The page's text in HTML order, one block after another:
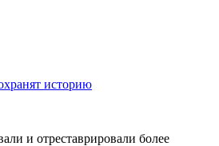
историю
и отреставрировали более